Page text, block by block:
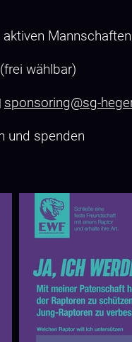
wählbar)
sponsoring@sg-
und spenden